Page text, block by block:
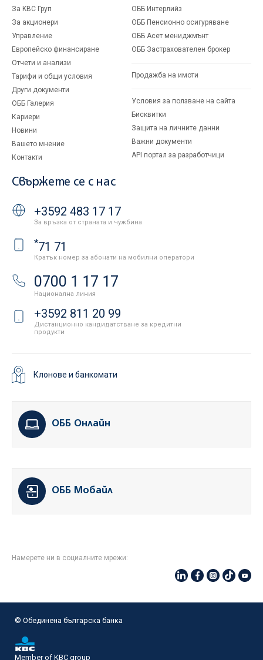
За KBC Груп
За акционери
Управление
Европейско финансиране
Отчети и анализи
Тарифи и общи условия
Други документи
ОББ Галерия
Кариери
Новини
Вашето мнение
Контакти
ОББ Интерлийз
ОББ Пенсионно осигуряване
ОББ Асет мениджмънт
ОББ Застрахователен брокер
Продажба на имоти
Условия за ползване на сайта
Бисквитки
Защита на личните данни
Важни документи
API портал за разработчици
Свържете се с нас
+3592 483 17 17
За връзка от страната и чужбина
*71 71
Кратък номер за абонати на мобилни оператори
0700 1 17 17
Национална линия
+3592 811 20 99
Дистанционно кандидатстване за кредитни
продукти
Клонове и банкомати
ОББ Онлайн
ОББ Мобайл
Намерете ни в социалните мрежи:
© Oбединена българска банка
Member of KBC group